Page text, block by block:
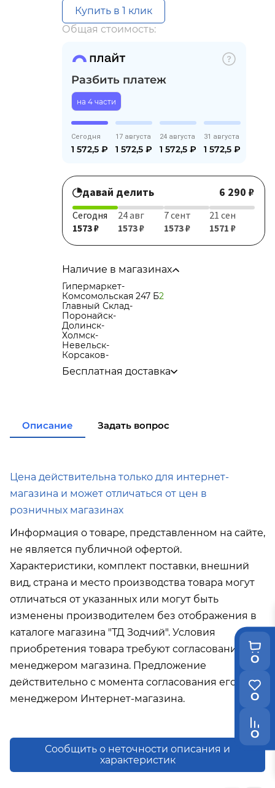
0
0
0
Купить в 1 клик
Общая стоимость:
Разбить платеж
на 4 части
Сегодня
1 572,5 ₽
17 августа
1 572,5 ₽
24 августа
1 572,5 ₽
31 августа
1 572,5 ₽
давай делить 6 290 ₽
Сегодня
1573 ₽
24 авг
1573 ₽
7 сент
1573 ₽
21 сен
1571 ₽
Наличие в магазинах
Гипермаркет-
Комсомольская 247 Б2
Главный Склад-
Поронайск-
Долинск-
Холмск-
Невельск-
Корсаков-
Бесплатная доставка
35 000р
в город Поронайск при покупке
Описание Задать вопрос
Цена действительна только для интернет-
магазина и может отличаться от цен в
розничных магазинах
Информация о товаре, представленном на сайте,
не является публичной офертой.
Характеристики, комплект поставки, внешний
вид, страна и место производства товара могут
отличаться от указанных или могут быть
изменены производителем без отображения в
каталоге магазина "ТД Зодчий". Условия
приобретения товара требуют согласования с
менеджером магазина. Предложение
действительно с момента согласования его с
менеджером Интернет-магазина.
Сообщить о неточности описания и
характеристик